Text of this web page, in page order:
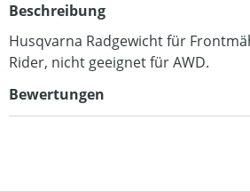
Beschreibung
Husqvarna Radgewicht für
Rider, nicht geeignet für AWD.
Bewertungen